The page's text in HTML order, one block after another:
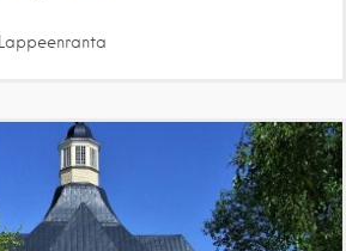
Lappeenranta